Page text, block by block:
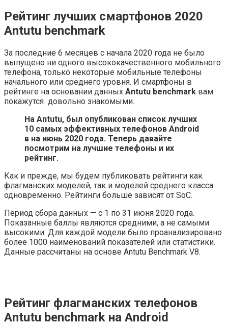
Рейтинг лучших смартфонов 2020
Antutu benchmark
За последние 6 месяцев с начала 2020 года не было
выпущено ни одного высококачественного мобильного
телефона, только некоторые мобильные телефоны
начального или среднего уровня. И смартфоны в
рейтинге на основании данных Antutu benchmark вам
покажутся довольно знакомыми.
На Antutu, был опубликован список лучших
10 самых эффективных телефонов Android
в на июнь 2020 года. Теперь давайте
посмотрим на лучшие телефоны и их
рейтинг.
Как и прежде, мы будем публиковать рейтинги как
флагманских моделей, так и моделей среднего класса
одновременно. Рейтинги больше зависят от SoC.
Период сбора данных — с 1 по 31 июня 2020 года.
Показанные баллы являются средними, а не самыми
высокими. Для каждой модели было проанализировано
более 1000 наименований показателей или статистики.
Данные рассчитаны на основе Antutu Benchmark V8.
Рейтинг флагманских телефонов
Antutu benchmark на Android